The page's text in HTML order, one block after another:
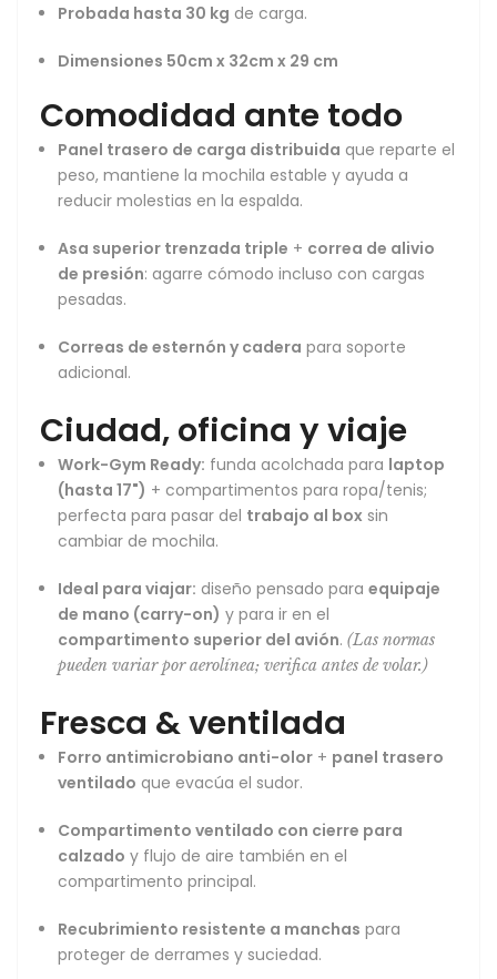
Probada hasta 30 kg de carga.
Dimensiones 50cm x 32cm x 29 cm
Comodidad ante todo
Panel trasero de carga distribuida que reparte el
peso, mantiene la mochila estable y ayuda a
reducir molestias en la espalda.
Asa superior trenzada triple + correa de alivio
de presión: agarre cómodo incluso con cargas
pesadas.
Correas de esternón y cadera para soporte
adicional.
Ciudad, oficina y viaje
Work-Gym Ready: funda acolchada para laptop
(hasta 17") + compartimentos para ropa/tenis;
perfecta para pasar del trabajo al box sin
cambiar de mochila.
Ideal para viajar: diseño pensado para equipaje
de mano (carry-on) y para ir en el
compartimento superior del avión. (Las normas
pueden variar por aerolínea; verifica antes de volar.)
Fresca & ventilada
Forro antimicrobiano anti-olor + panel trasero
ventilado que evacúa el sudor.
Compartimento ventilado con cierre para
calzado y flujo de aire también en el
compartimento principal.
Recubrimiento resistente a manchas para
proteger de derrames y suciedad.